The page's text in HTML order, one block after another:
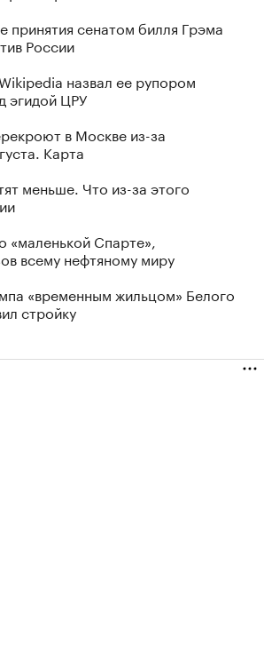
принятия сенатом билля Грэма
России
назвал ее рупором
эгидой ЦРУ
в Москве из-за
Карта
меньше. Что из-за этого
«маленькой Спарте»,
всему нефтяному миру
«временным жильцом» Белого
стройку